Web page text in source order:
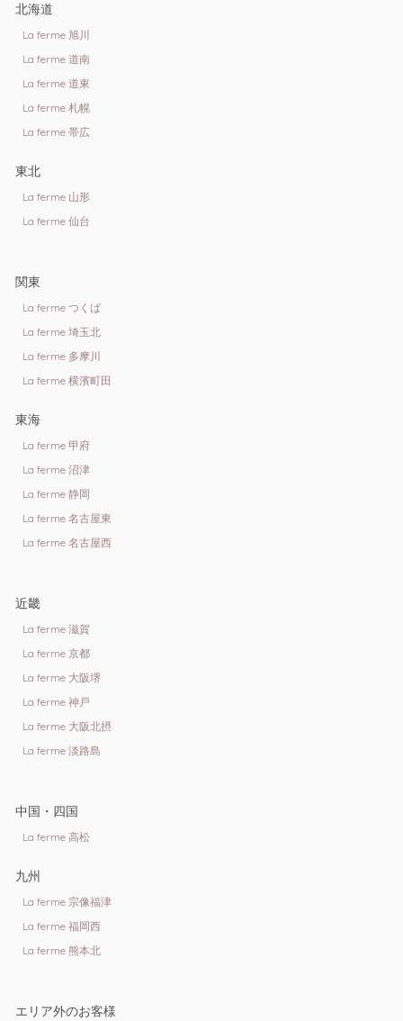
北海道
La ferme 旭川
La ferme 道南
La ferme 道東
La ferme 札幌
La ferme 帯広
東北
La ferme 山形
La ferme 仙台
関東
La ferme つくば
La ferme 埼玉北
La ferme 多摩川
La ferme 横濱町田
東海
La ferme 甲府
La ferme 沼津
La ferme 静岡
La ferme 名古屋東
La ferme 名古屋西
近畿
La ferme 滋賀
La ferme 京都
La ferme 大阪堺
La ferme 神戸
La ferme 大阪北摂
La ferme 淡路島
中国・四国
La ferme 高松
九州
La ferme 宗像福津
La ferme 福岡西
La ferme 熊本北
エリア外のお客様